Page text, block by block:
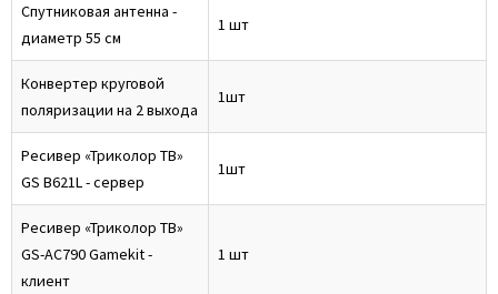
Спутниковая антенна -
диаметр 55 см
1 шт
Конвертер круговой
поляризации на 2 выхода
1шт
Ресивер «Триколор ТВ»
GS B621L - сервер
1шт
Ресивер «Триколор ТВ»
GS-AC790 Gamekit -
клиент
1 шт